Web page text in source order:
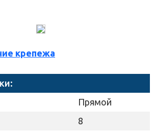
крепежа
Прямой
8